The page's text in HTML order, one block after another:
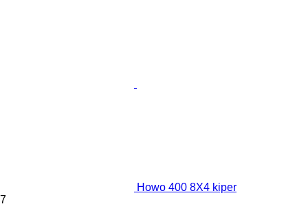
Howo 400 8X4 kiper
7